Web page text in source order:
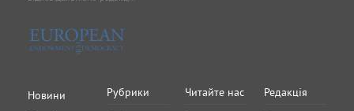
Новини
Рубрики Читайте нас Редакція